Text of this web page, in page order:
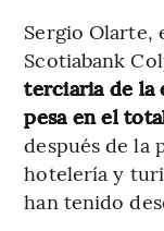
Sergio Olarte,
Scotiabank
terciaria de la
pesa en el
después de la
hotelería y
han tenido